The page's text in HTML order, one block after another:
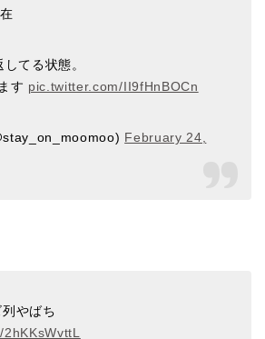
てる状態。
す pic.twitter.com/II9fHnBOCn
February 24,
やばち